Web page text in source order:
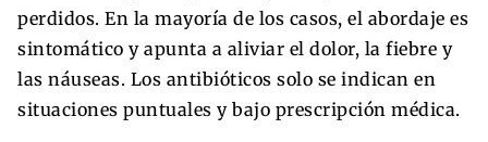
perdidos. En la mayoría de los casos, el abordaje es
sintomático y apunta a aliviar el dolor, la fiebre y
las náuseas. Los antibióticos solo se indican en
situaciones puntuales y bajo prescripción médica.